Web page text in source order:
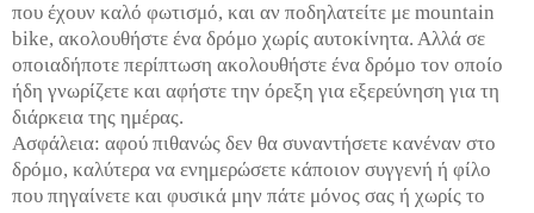
που έχουν καλό φωτισμό, και αν ποδηλατείτε με mountain
bike, ακολουθήστε ένα δρόμο χωρίς αυτοκίνητα. Αλλά σε
οποιαδήποτε περίπτωση ακολουθήστε ένα δρόμο τον οποίο
ήδη γνωρίζετε και αφήστε την όρεξη για εξερεύνηση για τη
διάρκεια της ημέρας.
Ασφάλεια: αφού πιθανώς δεν θα συναντήσετε κανέναν στο
δρόμο, καλύτερα να ενημερώσετε κάποιον συγγενή ή φίλο
που πηγαίνετε και φυσικά μην πάτε μόνος σας ή χωρίς το